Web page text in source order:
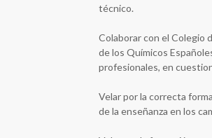
técnico.
Colaborar con el Colegio
de los Químicos
profesionales, en
Velar por la correcta
de la enseñanza en los